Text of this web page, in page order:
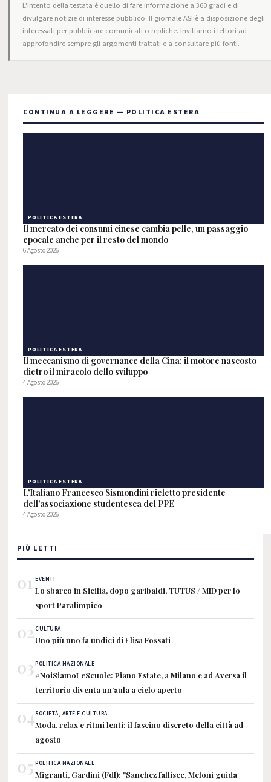
L'intento della testata è quello di fare informazione a 360 gradi e di
divulgare notizie di interesse pubblico. Il giornale ASI è a disposizione degli
interessati per pubblicare comunicati o repliche. Invitiamo i lettori ad
approfondire sempre gli argomenti trattati e a consultare più fonti.
CONTINUA A LEGGERE — POLITICA ESTERA
POLITICA ESTERA
Il mercato dei consumi cinese cambia pelle, un passaggio
epocale anche per il resto del mondo
6 Agosto 2026
POLITICA ESTERA
Il meccanismo di governance della Cina: il motore nascosto
dietro il miracolo dello sviluppo
4 Agosto 2026
POLITICA ESTERA
L’Italiano Francesco Sismondini rieletto presidente
dell’associazione studentesca del PPE
4 Agosto 2026
PIÙ LETTI
01 EVENTI
Lo sbarco in Sicilia, dopo garibaldi, TUTUS / MID per lo
sport Paralimpico
02CULTURA
Uno più uno fa undici di Elisa Fossati
03POLITICA NAZIONALE
#NoiSiamoLeScuole: Piano Estate, a Milano e ad Aversa il
territorio diventa un'aula a cielo aperto
04SOCIETÀ, ARTE E CULTURA
Moda, relax e ritmi lenti: il fascino discreto della città ad
agosto
05 POLITICA NAZIONALE
Migranti, Gardini (FdI): "Sanchez fallisce, Meloni guida